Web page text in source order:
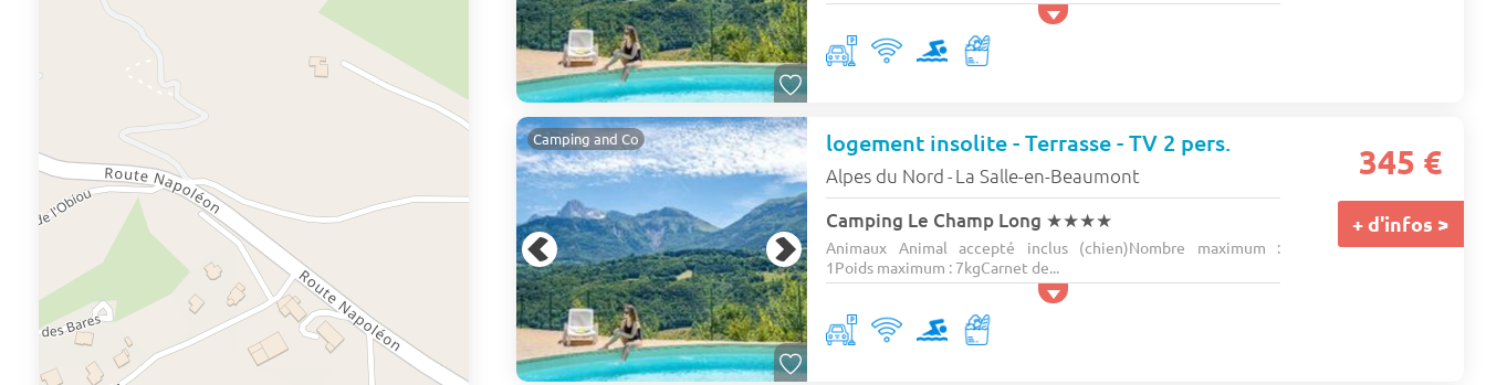
Camping and Co logement insolite - Terrasse - TV 2 pers.
Alpes du Nord - La Salle-en-Beaumont
Camping Le Champ Long ★★★★
Animaux Animal accepté inclus (chien)Nombre maximum :
1Poids maximum : 7kgCarnet de...
345 €
+ d'infos >